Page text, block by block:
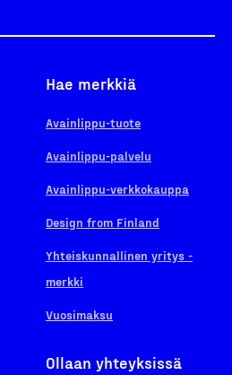
Hae merkkiä
Avainlippu-tuote
Avainlippu-palvelu
Avainlippu-verkkokauppa
Design from Finland
Yhteiskunnallinen yritys -
merkki
Vuosimaksu
Ollaan yhteyksissä